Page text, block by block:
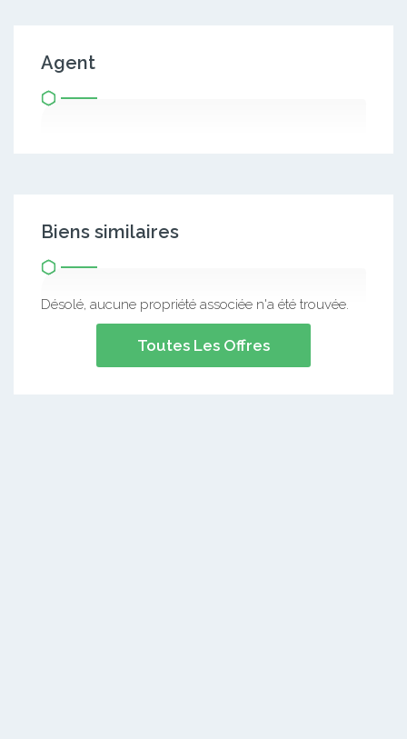
Agent
Biens similaires
Désolé, aucune propriété associée n'a été trouvée.
Toutes Les Offres